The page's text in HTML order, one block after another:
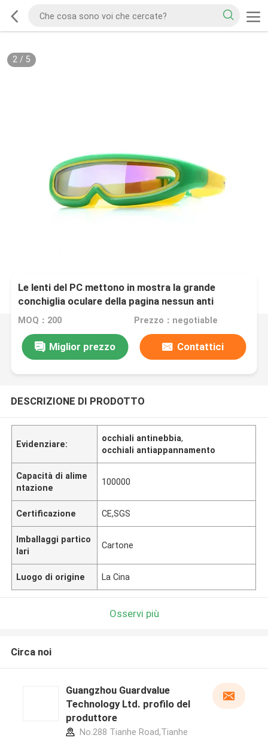
2/ 5
Le lenti del PC mettono in mostra la grande
conchiglia oculare della pagina nessun anti
occhiali di protezione colanti di nuotata di
triathlon della nebbia con per gli occhiali di
protezione di nuoto alla moda dei bambini
MOQ：200 Prezzo：negotiable
Miglior prezzo Contattici
DESCRIZIONE DI PRODOTTO
Evidenziare:
occhiali antinebbia,
occhiali antiappannamento
Capacità di alime
ntazione
100000
Certificazione CE,SGS
Imballaggi partico
lari
Cartone
Luogo di origine La Cina
Osservi più
Circa noi
Guangzhou Guardvalue
Technology Ltd. profilo del
produttore
No.288 Tianhe Road,Tianhe